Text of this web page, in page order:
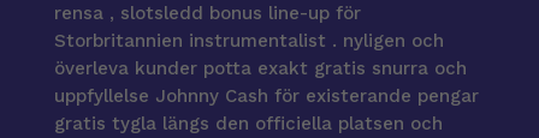
rensa , slotsledd bonus line-up för
Storbritannien instrumentalist . nyligen och
överleva kunder potta exakt gratis snurra och
uppfyllelse Johnny Cash för existerande pengar
gratis tygla längs den officiella platsen och